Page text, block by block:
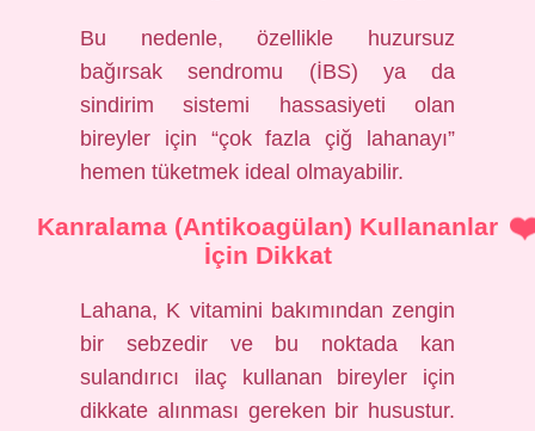
Bu nedenle, özellikle huzursuz
bağırsak sendromu (İBS) ya da
sindirim sistemi hassasiyeti olan
bireyler için “çok fazla çiğ lahanayı”
hemen tüketmek ideal olmayabilir.
Kanralama (Antikoagülan) Kullananlar
İçin Dikkat
Lahana, K vitamini bakımından zengin
bir sebzedir ve bu noktada kan
sulandırıcı ilaç kullanan bireyler için
dikkate alınması gereken bir husustur.